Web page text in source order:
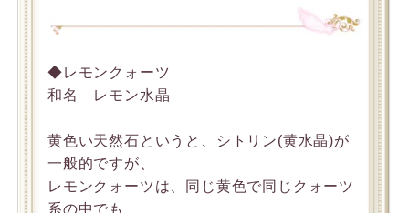
◆レモンクォーツ
和名 レモン水晶
黄色い天然石というと、シトリン(黄水晶)が
一般的ですが、
レモンクォーツは、同じ黄色で同じクォーツ
系の中でも